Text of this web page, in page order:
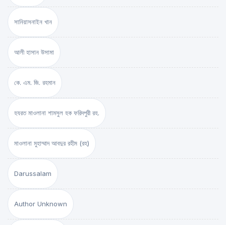
সানিয়াসনাইন খান
আলী হাসান উসামা
কে. এম. জি. রহমান
হযরত মাওলানা শামসুল হক ফরিদপুরী রহ.
মাওলানা মুহাম্মাদ আবদুর রহীম (রহ)
Darussalam
Author Unknown